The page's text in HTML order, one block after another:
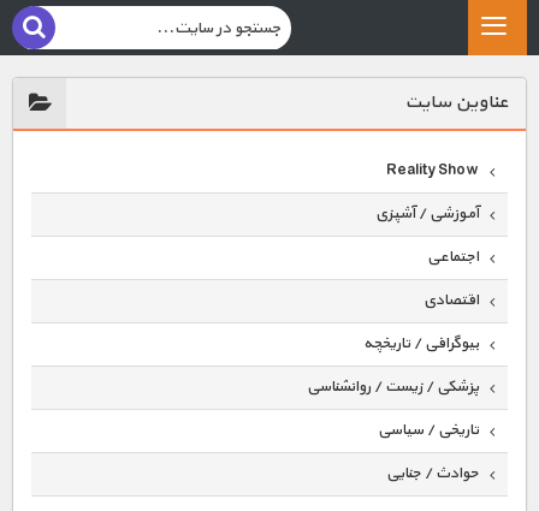
عناوين سايت
Reality Show
آموزشی / آشپزی
اجتماعی
اقتصادی
بیوگرافی / تاریخچه
پزشکی / زیست / روانشناسی
تاریخی / سیاسی
حوادث / جنایی